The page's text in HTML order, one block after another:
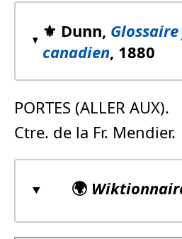
⚜️ Dunn,
canadien, 1880
PORTES (ALLER AUX).
Ctre. de la Fr. Mendier.
🌍